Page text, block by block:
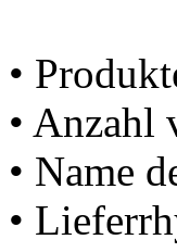
•
• Anzahl
• Name
•